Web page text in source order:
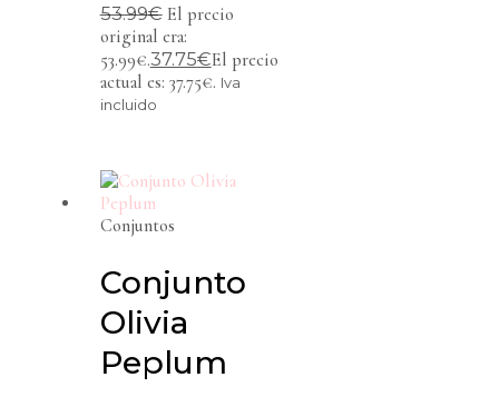
53.99€ El precio
original era:
53.99€.37.75€El precio
actual es: 37.75€. Iva
incluido
Conjuntos
Conjunto
Olivia
Peplum